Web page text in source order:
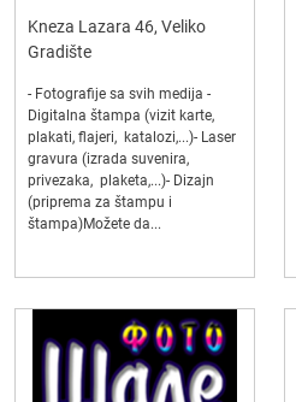
Kneza Lazara 46, Veliko
Gradište
- Fotografije sa svih medija -
Digitalna štampa (vizit karte,
plakati, flajeri, katalozi,...)- Laser
gravura (izrada suvenira,
privezaka, plaketa,...)- Dizajn
(priprema za štampu i
štampa)Možete da...